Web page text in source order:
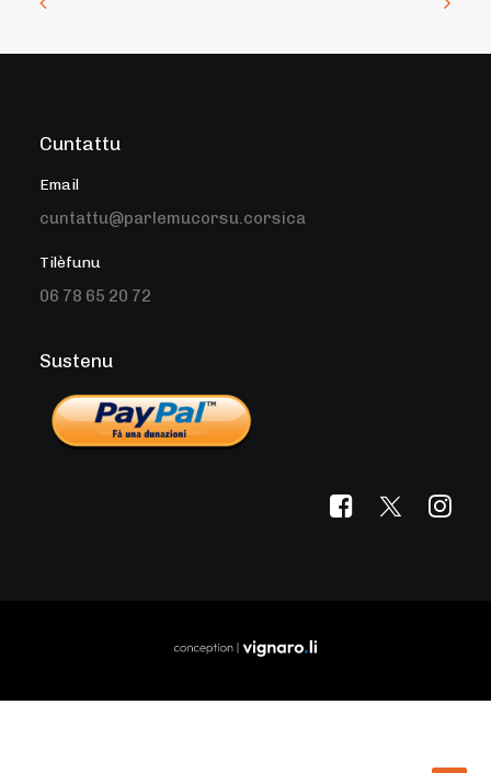
Cuntattu
Email
cuntattu@parlemucorsu.corsica
Tilèfunu
06 78 65 20 72
Sustenu